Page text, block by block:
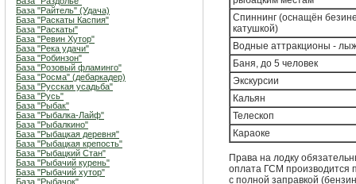
База "Райтель" (Удача)
База "Раскаты Каспия"
База "Раскаты"
База "Ревин Хутор"
База "Река удачи"
База "Робинзон"
База "Розовый фламинго"
База "Росма" (дебаркадер)
База "Русская усадьба"
База "Русь"
База "Рыбак"
База "Рыбалка-Лайф"
База "Рыбалкино"
База "Рыбацкая деревня"
База "Рыбацкая крепость"
База "Рыбацкий Стан"
База "Рыбачий курень"
База "Рыбачий хутор"
База "Рыбачок"
Спиннинг (оснащён
катушкой)
Водные аттракционы -
Баня, до 5 человек
Экскурсии
Кальян
Телескоп
Караоке
Права на лодку
оплата ГСМ производится
с полной заправкой